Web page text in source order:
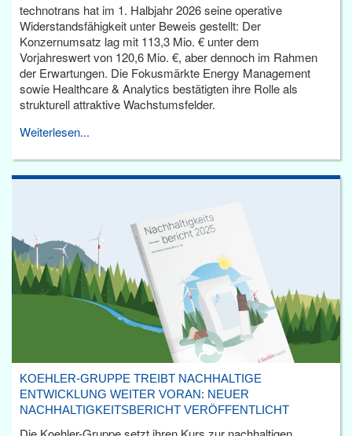
technotrans hat im 1. Halbjahr 2026 seine operative
Widerstandsfähigkeit unter Beweis gestellt: Der
Konzernumsatz lag mit 113,3 Mio. € unter dem
Vorjahreswert von 120,6 Mio. €, aber dennoch im Rahmen
der Erwartungen. Die Fokusmärkte Energy Management
sowie Healthcare & Analytics bestätigten ihre Rolle als
strukturell attraktive Wachstumsfelder.
Weiterlesen...
KOEHLER-GRUPPE TREIBT NACHHALTIGE
ENTWICKLUNG WEITER VORAN: NEUER
NACHHALTIGKEITSBERICHT VERÖFFENTLICHT